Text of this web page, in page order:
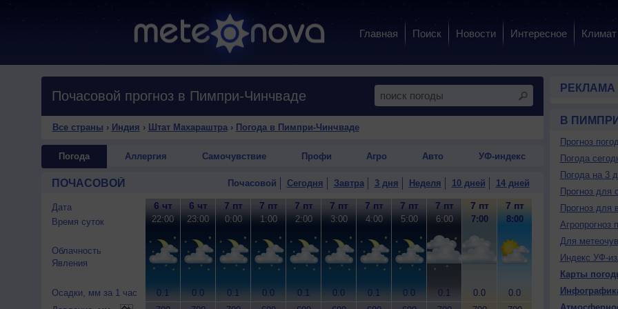
Главная Поиск Новости Интересное Климат
Почасовой прогноз в Пимпри-Чинчваде
Все страны › Индия › Штат Махараштра› Погода в Пимпри-Чинчваде
Погода Аллергия Самочувствие Профи Агро Авто УФ-индекс
ПОЧАСОВОЙ Почасовой Сегодня Завтра 3 дня Неделя 10 дней 14 дней
Дата
Время суток
Облачность
Явления
Осадки, мм за 1 час
6 чт
22:00
0.1
6 чт
23:00
0.0
7 пт
0:00
0.1
7 пт
1:00
0.0
7 пт
2:00
0.1
7 пт
3:00
0.0
7 пт
4:00
0.1
7 пт
5:00
0.0
7 пт
6:00
0.1
7 пт
7:00
0.0
7 пт
8:00
0.0
7 пт
0.1
7
РЕКЛАМА
В
Прогноз
Погода
Погода на 3
Прогноз для
Прогноз для
Агропрогноз
Для
Индекс УФ-
Карты